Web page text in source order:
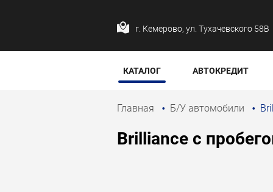
г. Кемерово, ул. Тухачевского 58В
КАТАЛОГ АВТОКРЕДИТ
Главная Б/У автомобили
Brilliance с